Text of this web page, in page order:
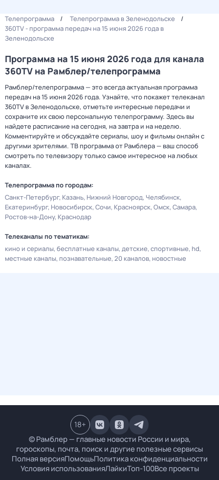
Телепрограмма
Телепрограмма в Зеленодольске
360TV - программа передач на 15 июня 2026 года в
Зеленодольске
Программа на 15 июня 2026 года для канала
360TV на Рамблер/телепрограмма
Рамблер/телепрограмма — это всегда актуальная программа
передач на 15 июня 2026 года. Узнайте, что покажет телеканал
360TV в Зеленодольске, отметьте интересные передачи и
сохраните их свою персональную телепрограмму. Здесь вы
найдете расписание на сегодня, на завтра и на неделю.
Комментируйте и обсуждайте сериалы, шоу и фильмы онлайн с
другими зрителями. ТВ программа от Рамблера — ваш способ
смотреть по телевизору только самое интересное на любых
каналах.
Телепрограмма по городам:
Санкт-Петербург Казань Нижний Новгород Челябинск
Екатеринбург Новосибирск Сочи Красноярск Омск Самара
Ростов-на-Дону Краснодар
Телеканалы по тематикам:
кино и сериалы бесплатные каналы детские спортивные hd
местные каналы познавательные 20 каналов новостные
© Рамблер — главные новости России и мира,
гороскопы, почта, поиск и другие полезные сервисы
Полная версияПомощьПолитика конфиденциальности
Условия использованияЛайкиТоп-100Все проекты
18+